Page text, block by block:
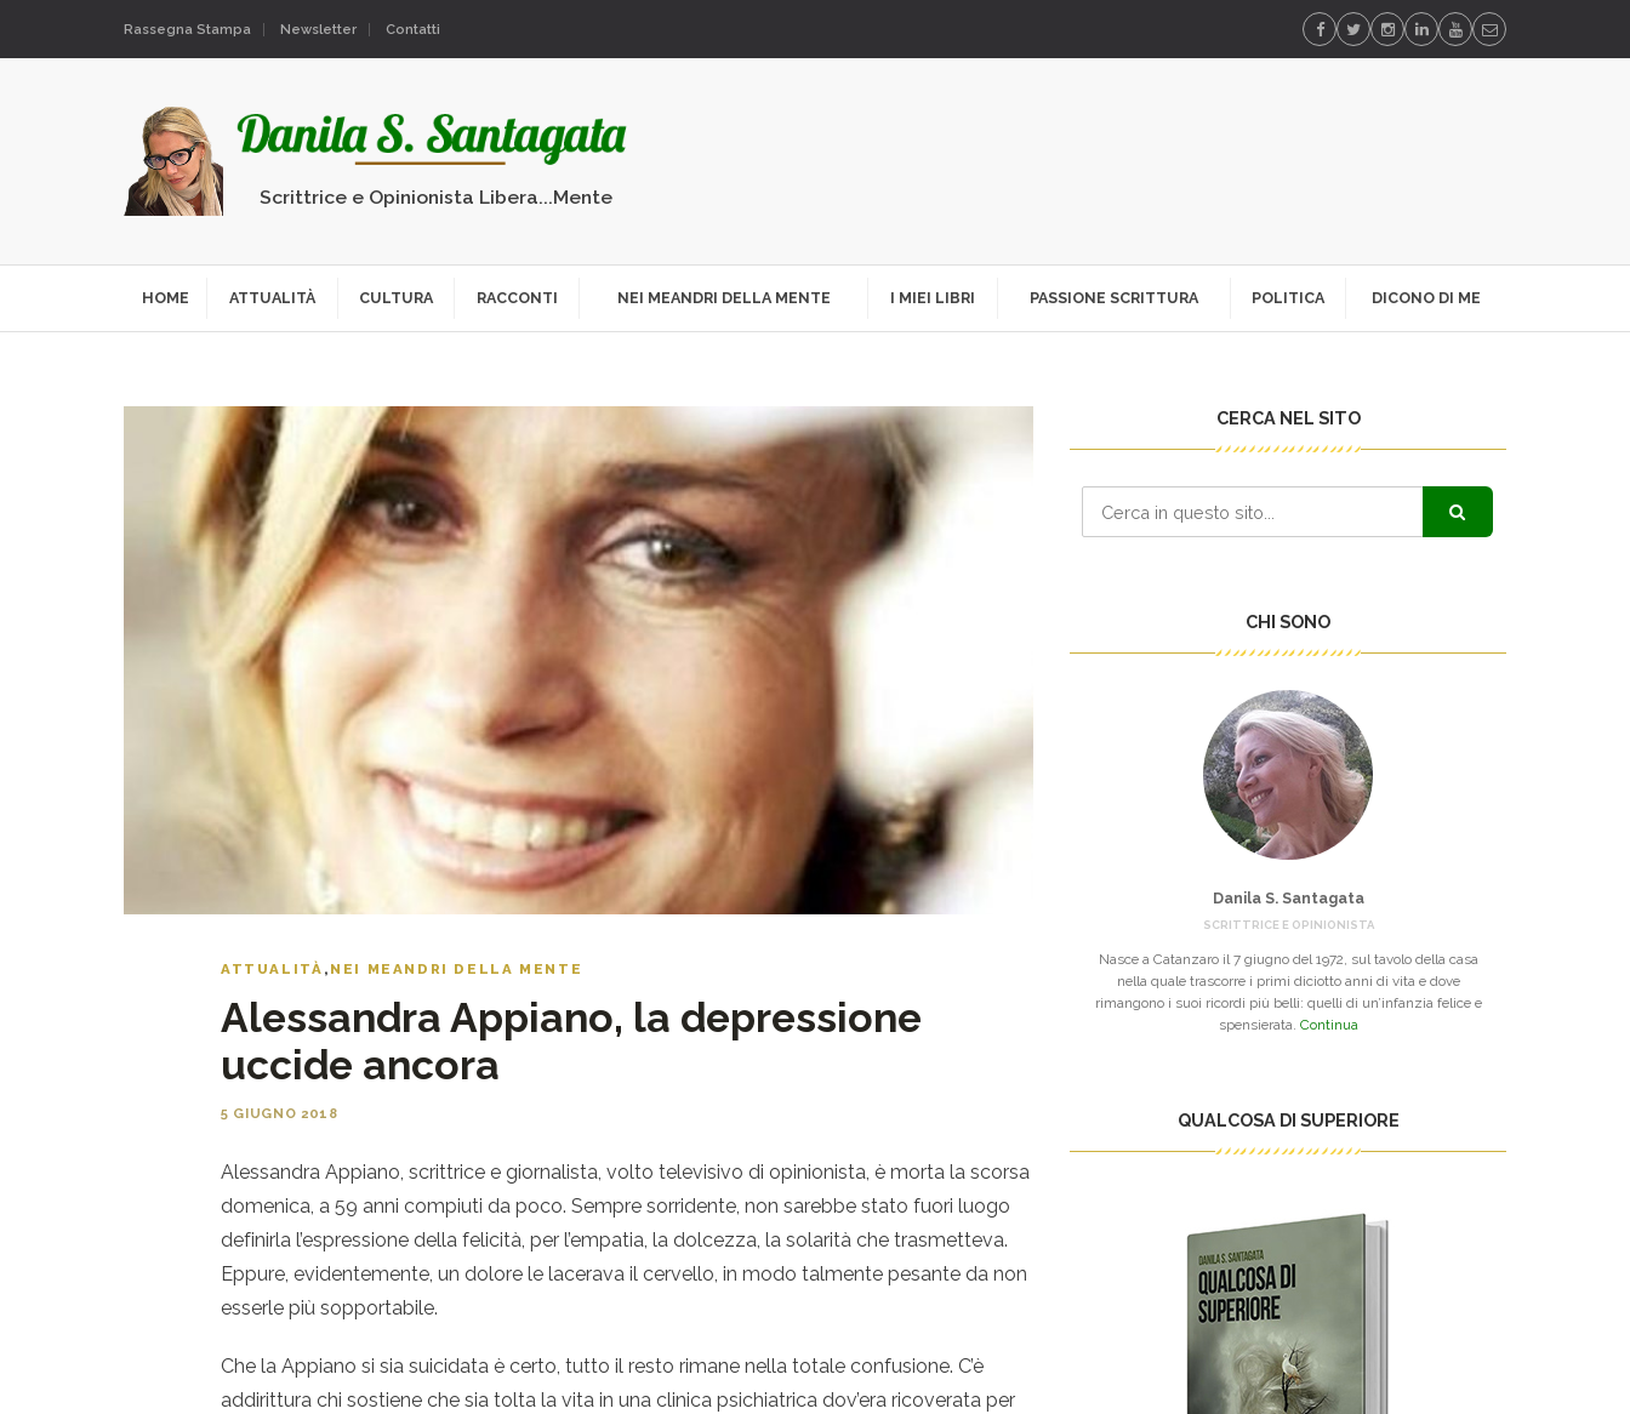
Rassegna Stampa Newsletter Contatti
Scrittrice e Opinionista Libera...Mente
HOME ATTUALITÀ CULTURA RACCONTI NEI MEANDRI DELLA MENTE I MIEI LIBRI PASSIONE SCRITTURA POLITICA DICONO DI ME
ATTUALITÀ , NEI MEANDRI DELLA MENTE
Alessandra Appiano, la depressione
uccide ancora
5 GIUGNO 2018
Alessandra Appiano, scrittrice e giornalista, volto televisivo di opinionista, è morta la scorsa
domenica, a 59 anni compiuti da poco. Sempre sorridente, non sarebbe stato fuori luogo
definirla l’espressione della felicità, per l’empatia, la dolcezza, la solarità che trasmetteva.
Eppure, evidentemente, un dolore le lacerava il cervello, in modo talmente pesante da non
esserle più sopportabile.
Che la Appiano si sia suicidata è certo, tutto il resto rimane nella totale confusione. C’è
addirittura chi sostiene che sia tolta la vita in una clinica psichiatrica dov’era ricoverata per
CERCA NEL SITO
CHI SONO
Danila S. Santagata
SCRITTRICE E OPINIONISTA
Nasce a Catanzaro il 7 giugno del 1972, sul tavolo della casa
nella quale trascorre i primi diciotto anni di vita e dove
rimangono i suoi ricordi più belli: quelli di un’infanzia felice e
spensierata. Continua
QUALCOSA DI SUPERIORE